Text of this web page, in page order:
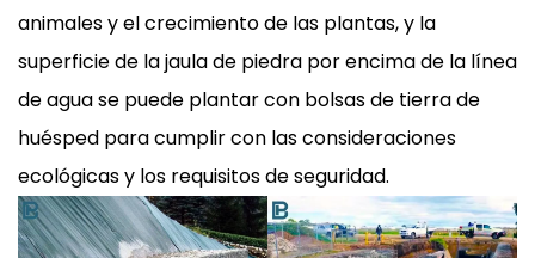
animales y el crecimiento de las plantas, y la
superficie de la jaula de piedra por encima de la línea
de agua se puede plantar con bolsas de tierra de
huésped para cumplir con las consideraciones
ecológicas y los requisitos de seguridad.